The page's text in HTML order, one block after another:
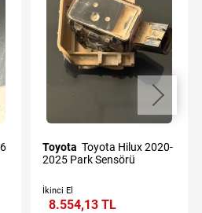
Toyota
2025 Park Sensörü
İkinci El
8.554,13 TL